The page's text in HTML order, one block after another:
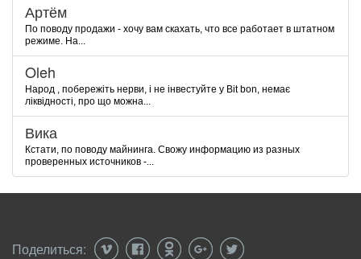
Артём
По поводу продажи - хочу вам скахать, что все работает в штатном
режиме. На...
Oleh
Народ , побережіть нерви, і не інвестуйте у Bit bon, немає
ліквідності, про що можна...
Вика
Кстати, по поводу майнинга. Свожу информацию из разных
проверенных источников -...
Поделиться: